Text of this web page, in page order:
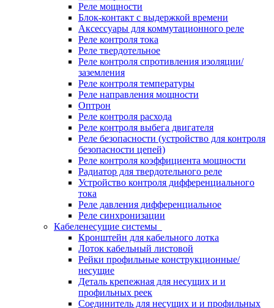
Реле мощности
Блок-контакт с выдержкой времени
Аксессуары для коммутационного реле
Реле контроля тока
Реле твердотельное
Реле контроля спротивления изоляции/
заземления
Реле контроля температуры
Реле направления мощности
Оптрон
Реле контроля расхода
Реле контроля выбега двигателя
Реле безопасности (устройство для контроля
безопасности цепей)
Реле контроля коэффициента мощности
Радиатор для твердотельного реле
Устройство контроля дифференциального
тока
Реле давления дифференциальное
Реле синхронизации
Кабеленесущие системы
Кронштейн для кабельного лотка
Лоток кабельный листовой
Рейки профильные конструкционные/
несущие
Деталь крепежная для несущих и и
профильных реек
Соединитель для несущих и и профильных